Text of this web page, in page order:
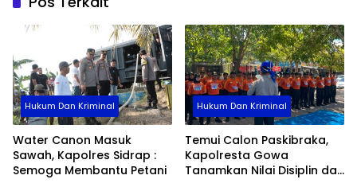
Hukum Dan Kriminal
Water Canon Masuk
Sawah, Kapolres Sidrap :
Semoga Membantu Petani
Hukum Dan Kriminal
Temui Calon Paskibraka,
Kapolresta Gowa
Tanamkan Nilai Disiplin dan